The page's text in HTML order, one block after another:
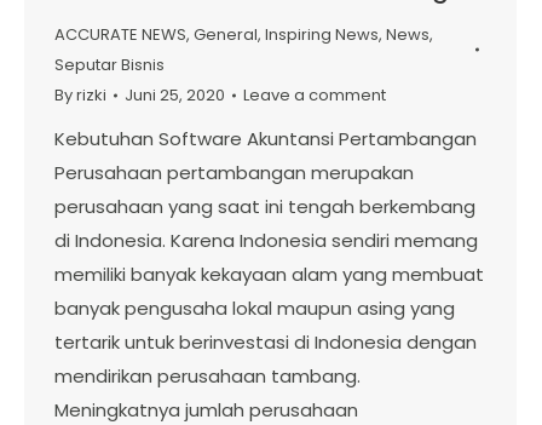
ACCURATE NEWS, General, Inspiring News, News,
Seputar Bisnis
Byrizki Juni 25, 2020 Leave a comment
Kebutuhan Software Akuntansi Pertambangan
Perusahaan pertambangan merupakan
perusahaan yang saat ini tengah berkembang
di Indonesia. Karena Indonesia sendiri memang
memiliki banyak kekayaan alam yang membuat
banyak pengusaha lokal maupun asing yang
tertarik untuk berinvestasi di Indonesia dengan
mendirikan perusahaan tambang.
Meningkatnya jumlah perusahaan